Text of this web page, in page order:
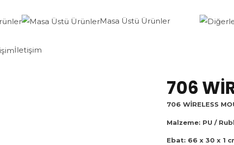
Masa Üstü Ürünler
İletişim
706
706 WİRELESS
Malzeme: PU /
Ebat: 66 x 30 x 1